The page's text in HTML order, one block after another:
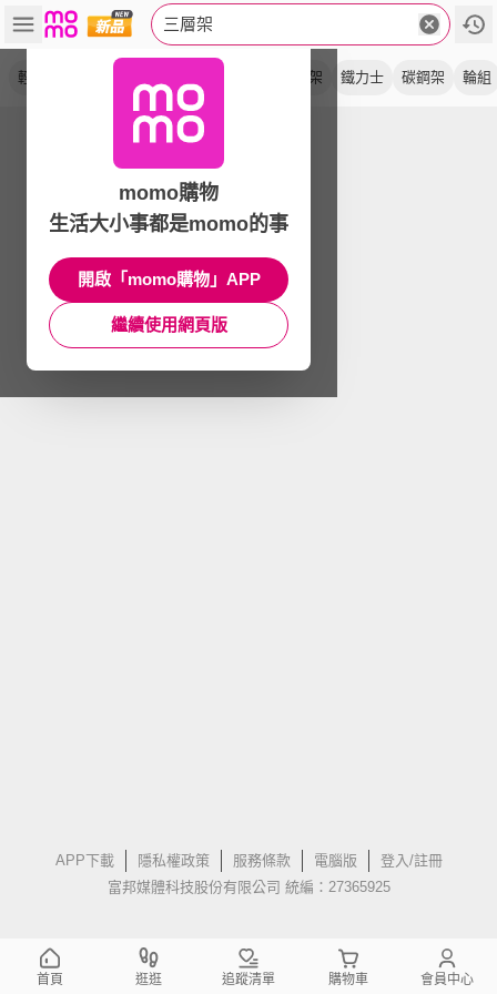
三層架
輕型 廚房架 鐵力士 碳鋼架 輪組
APP下載 隱私權政策 服務條款 電腦版
登入/註冊
富邦媒體科技股份有限公司 統編：27365925
momo購物
生活大小事都是momo的事
開啟「momo購物」APP
繼續使用網頁版
首頁 逛逛 追蹤清單 購物車 會員中心